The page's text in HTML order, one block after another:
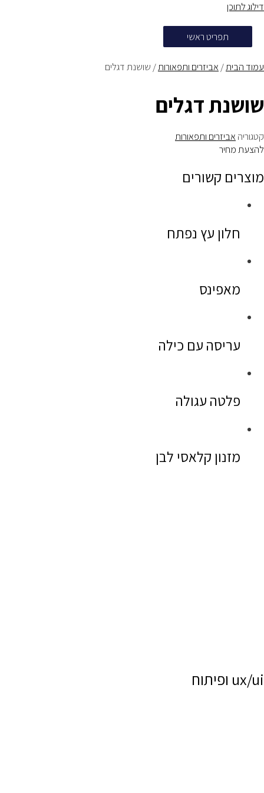
דילוג לתוכן
תפריט ראשי
עמוד הבית/ אביזרים ותפאורות/ שושנת דגלים
שושנת דגלים
קטגוריה אביזרים ותפאורות
להצעת מחיר
מוצרים קשורים
חלון עץ נפתח
מאפינס
עריסה עם כילה
פלטה עגולה
מזנון קלאסי לבן
ux/ui ופיתוח